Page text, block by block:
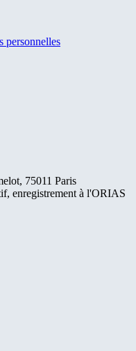
personnelles
75011 Paris
enregistrement à l'ORIAS